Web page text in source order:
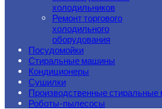
холодильников
Ремонт торгового
холодильного
оборудования
Посудомойки
Стиральные машины
Кондиционеры
Сушилки
Производственные
Роботы-пылесосы